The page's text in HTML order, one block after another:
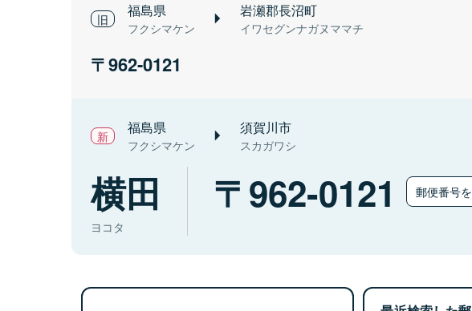
福島県
フクシマケン
岩瀬郡長沼町
イワセグンナガヌママチ
962-0121
福島県
フクシマケン
須賀川市
スカガワシ
横田
ヨコタ
962-0121 郵便番号